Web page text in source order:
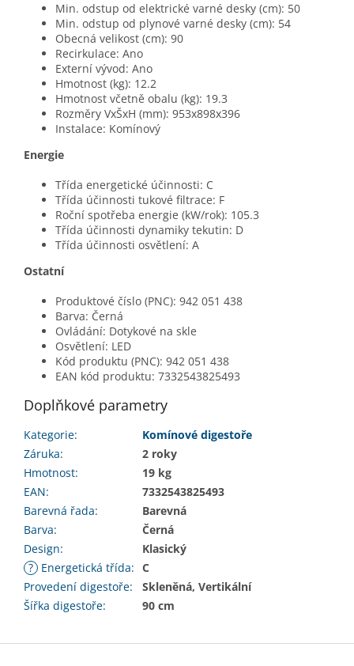
Min. odstup od elektrické varné desky (cm): 50
Min. odstup od plynové varné desky (cm): 54
Obecná velikost (cm): 90
Recirkulace: Ano
Externí vývod: Ano
Hmotnost (kg): 12.2
Hmotnost včetně obalu (kg): 19.3
Rozměry VxŠxH (mm): 953x898x396
Instalace: Komínový
Energie
Třída energetické účinnosti: C
Třída účinnosti tukové filtrace: F
Roční spotřeba energie (kW/rok): 105.3
Třída účinnosti dynamiky tekutin: D
Třída účinnosti osvětlení: A
Ostatní
Produktové číslo (PNC): 942 051 438
Barva: Černá
Ovládání: Dotykové na skle
Osvětlení: LED
Kód produktu (PNC): 942 051 438
EAN kód produktu: 7332543825493
Doplňkové parametry
Kategorie:
Komínové digestoře
Záruka:
2 roky
Hmotnost:
19 kg
EAN:
7332543825493
Barevná řada:
Barevná
Barva:
Černá
Design:
Klasický
? Energetická třída: C
Provedení digestoře:
Skleněná, Vertikální
Šířka digestoře: 90 cm
Z